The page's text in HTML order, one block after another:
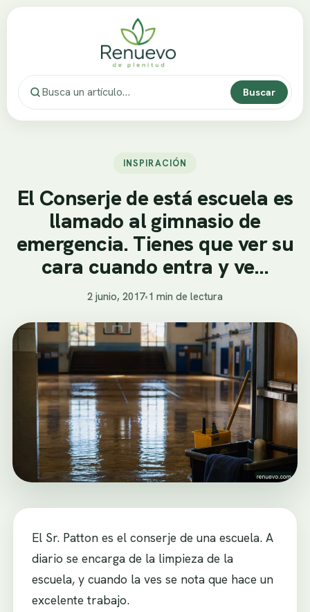
Buscar
INSPIRACIÓN
El Conserje de está escuela es
llamado al gimnasio de
emergencia. Tienes que ver su
cara cuando entra y ve…
2 junio, 2017•1 min de lectura
El Sr. Patton es el conserje de una escuela. A
diario se encarga de la limpieza de la
escuela, y cuando la ves se nota que hace un
excelente trabajo.